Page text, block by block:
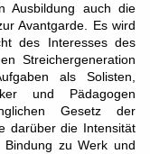
Ausbildung auch die
Avantgarde. Es wird
des Interesses des
Streichergeneration
als Solisten,
und Pädagogen
Gesetz der
darüber die Intensität
zu Werk und